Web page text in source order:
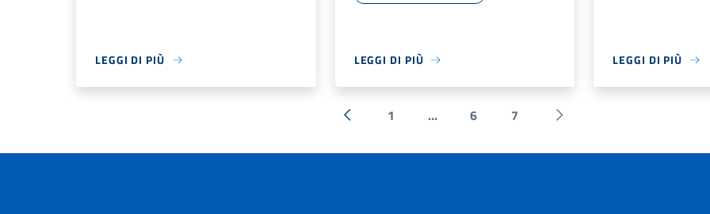
LEGGI DI PIÙ LEGGI DI PIÙ LEGGI DI PIÙ
« Precedente
1 ... 6 7
Successiva »